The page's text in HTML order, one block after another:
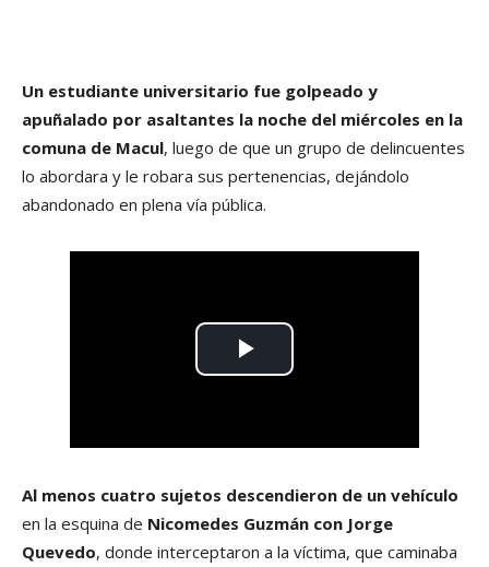
Un estudiante universitario fue golpeado y
apuñalado por asaltantes la noche del miércoles en la
comuna de Macul, luego de que un grupo de delincuentes
lo abordara y le robara sus pertenencias, dejándolo
abandonado en plena vía pública.
Al menos cuatro sujetos descendieron de un vehículo
en la esquina de Nicomedes Guzmán con Jorge
Quevedo, donde interceptaron a la víctima, que caminaba